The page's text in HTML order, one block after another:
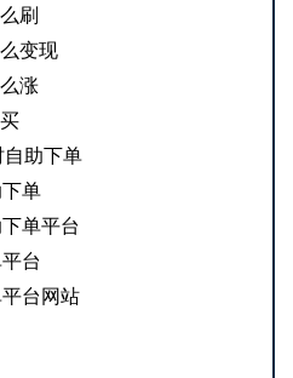
刷
变现
涨
自助下单
单
单平台
台
台网站